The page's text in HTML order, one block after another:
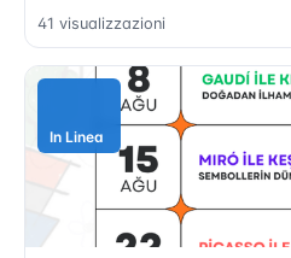
41 visualizzazioni
In Linea